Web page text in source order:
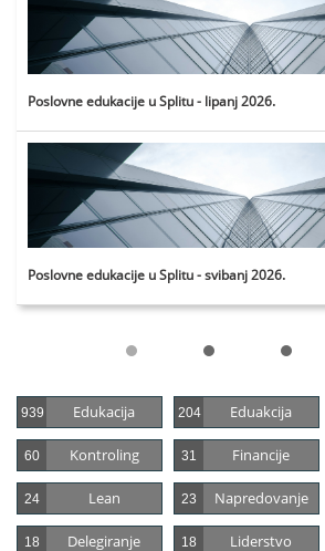
Poslovne edukacije u Splitu - lipanj 2026.
Poslovne edukacije u Splitu - svibanj 2026.
Edukacija
939 Eduakcija
204
Kontroling
60 Financije
31
Lean
24 Napredovanje
23
Delegiranje
18 Liderstvo
18